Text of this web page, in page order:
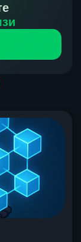
части
в онлайн-